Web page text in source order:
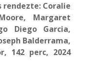
rendezte: Coralie
Margaret
Diego Garcia,
Balderrama,
142 perc, 2024